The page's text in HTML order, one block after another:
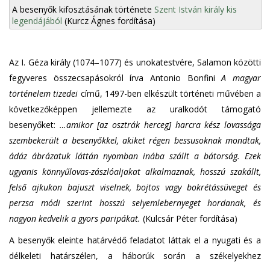
A besenyők kifosztásának története Szent István király kis
legendájából (Kurcz Ágnes fordítása)
Az I. Géza király (1074–1077) és unokatestvére, Salamon közötti
fegyveres összecsapásokról írva Antonio BonfiniA magyar
történelem tizedei című, 1497-ben elkészült történeti művében a
következőképpen jellemezte az uralkodót támogató
besenyőket: …amikor [az osztrák herceg] harcra kész lovassága
szembekerült a besenyőkkel, akiket régen bessusoknak mondtak,
ádáz ábrázatuk láttán nyomban inába szállt a bátorság. Ezek
ugyanis könnyűlovas-zászlóaljakat alkalmaznak, hosszú szakállt,
felső ajkukon bajuszt viselnek, bojtos vagy bokrétássüveget és
perzsa módi szerint hosszú selyemlebernyeget hordanak, és
nagyon kedvelik a gyors paripákat. (Kulcsár Péter fordítása)
A besenyők eleinte határvédő feladatot láttak el a nyugati és a
délkeleti határszélen, a háborúk során a székelyekhez